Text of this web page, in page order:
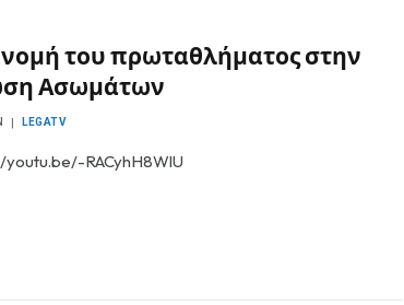
του πρωταθλήματος στην
Ασωμάτων
LEGATV
RACyhH8WlU